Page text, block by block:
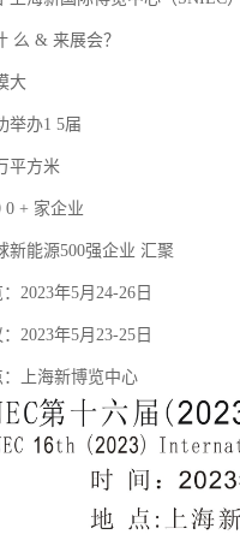
么 & 来展会？
大
举办1 5届
平方米
0 + 家企业
新能源500强企业 汇聚
2023年5月24-26日
2023年5月23-25日
：上海新博览中心